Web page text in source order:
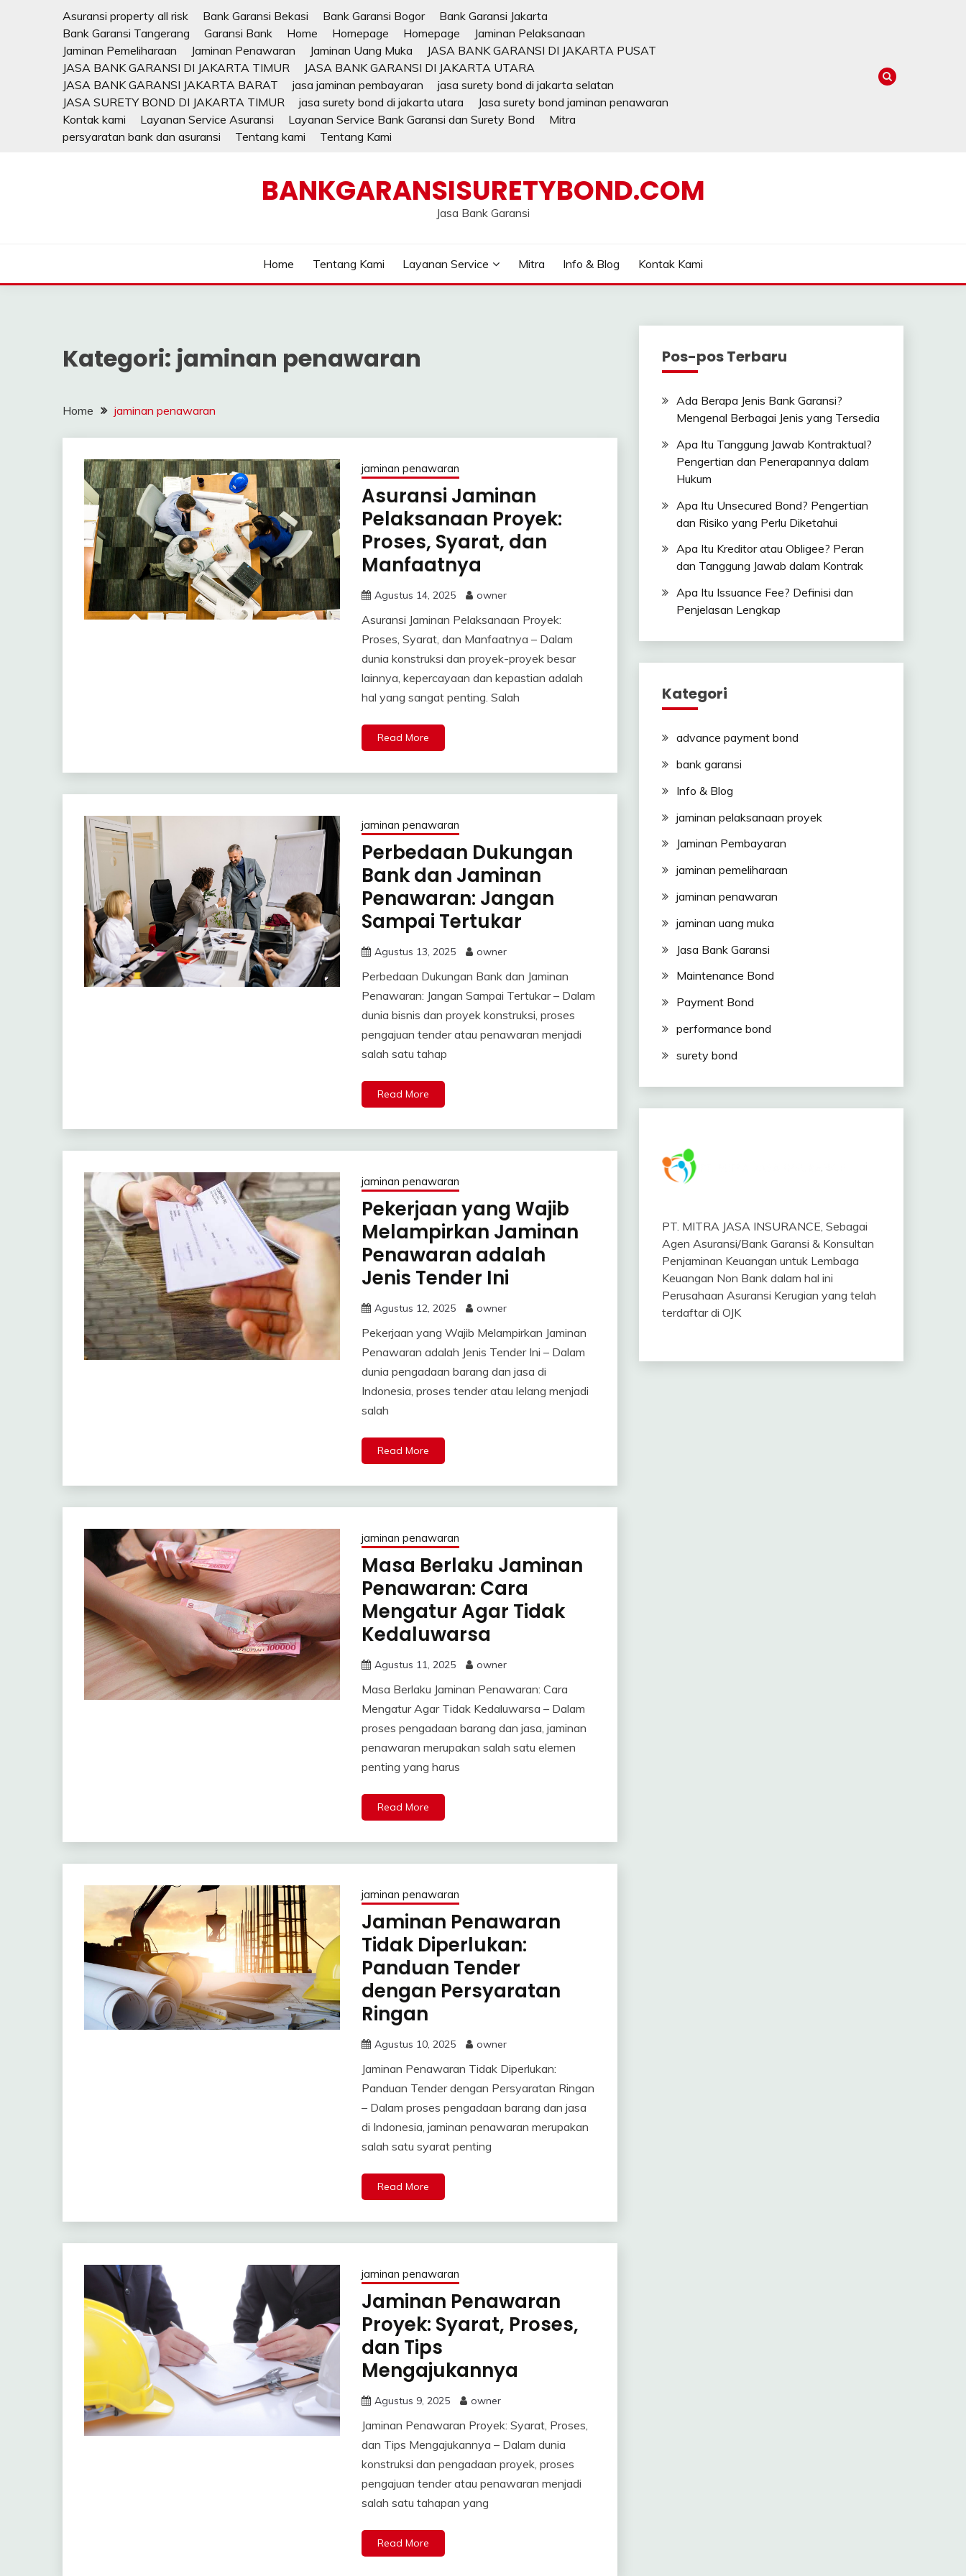
Asuransi property all risk Bank Garansi Bekasi Bank Garansi Bogor
Bank Garansi Jakarta
Bank Garansi Tangerang
Garansi Bank Home Homepage Homepage
Jaminan Pelaksanaan
Jaminan Pemeliharaan
Jaminan Penawaran Jaminan Uang Muka
JASA BANK GARANSI DI JAKARTA PUSAT
JASA BANK GARANSI DI JAKARTA TIMUR
JASA BANK GARANSI DI JAKARTA UTARA
JASA BANK GARANSI JAKARTA BARAT
jasa jaminan pembayaran
jasa surety bond di jakarta selatan
JASA SURETY BOND DI JAKARTA TIMUR
jasa surety bond di jakarta utara
Jasa surety bond jaminan penawaran
Kontak kami
Layanan Service Asuransi Layanan Service Bank Garansi dan Surety Bond
Mitra
persyaratan bank dan asuransi
Tentang kami Tentang Kami
BANKGARANSISURETYBOND.COM
Jasa Bank Garansi
Home Tentang Kami Layanan Service Mitra Info & Blog Kontak Kami
Kategori: jaminan penawaran
Home jaminan penawaran
jaminan penawaran
Asuransi Jaminan
Pelaksanaan Proyek:
Proses, Syarat, dan
Manfaatnya
Agustus 14, 2025 owner
Asuransi Jaminan Pelaksanaan Proyek:
Proses, Syarat, dan Manfaatnya – Dalam
dunia konstruksi dan proyek-proyek besar
lainnya, kepercayaan dan kepastian adalah
hal yang sangat penting. Salah
Read More
jaminan penawaran
Perbedaan Dukungan
Bank dan Jaminan
Penawaran: Jangan
Sampai Tertukar
Agustus 13, 2025 owner
Perbedaan Dukungan Bank dan Jaminan
Penawaran: Jangan Sampai Tertukar – Dalam
dunia bisnis dan proyek konstruksi, proses
pengajuan tender atau penawaran menjadi
salah satu tahap
Read More
jaminan penawaran
Pekerjaan yang Wajib
Melampirkan Jaminan
Penawaran adalah
Jenis Tender Ini
Agustus 12, 2025 owner
Pekerjaan yang Wajib Melampirkan Jaminan
Penawaran adalah Jenis Tender Ini – Dalam
dunia pengadaan barang dan jasa di
Indonesia, proses tender atau lelang menjadi
salah
Read More
jaminan penawaran
Masa Berlaku Jaminan
Penawaran: Cara
Mengatur Agar Tidak
Kedaluwarsa
Agustus 11, 2025 owner
Masa Berlaku Jaminan Penawaran: Cara
Mengatur Agar Tidak Kedaluwarsa – Dalam
proses pengadaan barang dan jasa, jaminan
penawaran merupakan salah satu elemen
penting yang harus
Read More
jaminan penawaran
Jaminan Penawaran
Tidak Diperlukan:
Panduan Tender
dengan Persyaratan
Ringan
Agustus 10, 2025 owner
Jaminan Penawaran Tidak Diperlukan:
Panduan Tender dengan Persyaratan Ringan
– Dalam proses pengadaan barang dan jasa
di Indonesia, jaminan penawaran merupakan
salah satu syarat penting
Read More
jaminan penawaran
Jaminan Penawaran
Proyek: Syarat, Proses,
dan Tips
Mengajukannya
Agustus 9, 2025 owner
Jaminan Penawaran Proyek: Syarat, Proses,
dan Tips Mengajukannya – Dalam dunia
konstruksi dan pengadaan proyek, proses
pengajuan tender atau penawaran menjadi
salah satu tahapan yang
Read More
Pos-pos Terbaru
Ada Berapa Jenis Bank Garansi?
Mengenal Berbagai Jenis yang Tersedia
Apa Itu Tanggung Jawab Kontraktual?
Pengertian dan Penerapannya dalam
Hukum
Apa Itu Unsecured Bond? Pengertian
dan Risiko yang Perlu Diketahui
Apa Itu Kreditor atau Obligee? Peran
dan Tanggung Jawab dalam Kontrak
Apa Itu Issuance Fee? Definisi dan
Penjelasan Lengkap
Kategori
advance payment bond
bank garansi
Info & Blog
jaminan pelaksanaan proyek
Jaminan Pembayaran
jaminan pemeliharaan
jaminan penawaran
jaminan uang muka
Jasa Bank Garansi
Maintenance Bond
Payment Bond
performance bond
surety bond
PT. MITRA JASA INSURANCE, Sebagai
Agen Asuransi/Bank Garansi & Konsultan
Penjaminan Keuangan untuk Lembaga
Keuangan Non Bank dalam hal ini
Perusahaan Asuransi Kerugian yang telah
terdaftar di OJK